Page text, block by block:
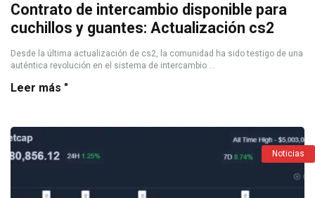
Contrato de intercambio disponible para
cuchillos y guantes: Actualización cs2
Desde la última actualización de cs2, la comunidad ha sido testigo de una
auténtica revolución en el sistema de intercambio ...
Leer más "
Noticias